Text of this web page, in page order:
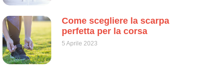
Come scegliere la scarpa
perfetta per la corsa
5 Aprile 2023